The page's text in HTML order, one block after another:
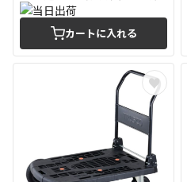
カートに入れる